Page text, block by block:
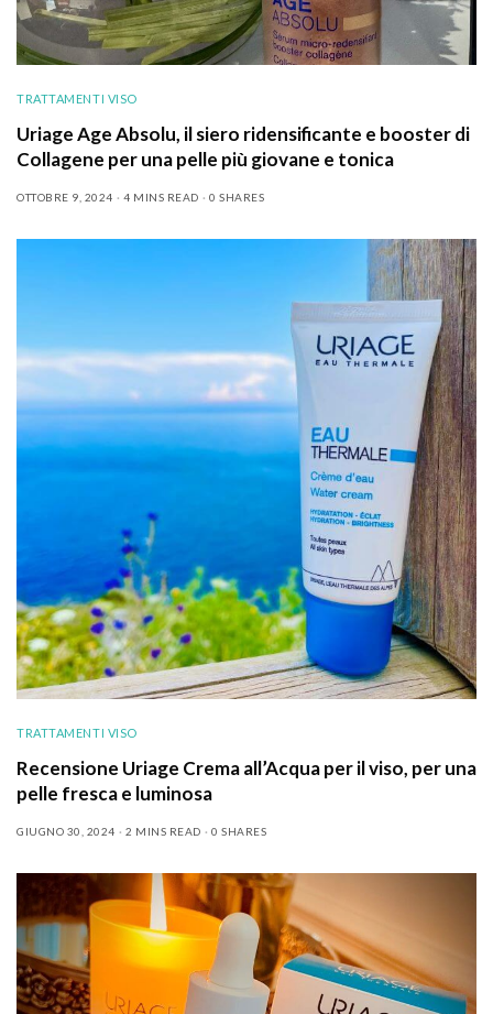
TRATTAMENTI VISO
Uriage Age Absolu, il siero ridensificante e booster di
Collagene per una pelle più giovane e tonica
OTTOBRE 9, 2024 4 MINS READ 0 SHARES
TRATTAMENTI VISO
Recensione Uriage Crema all’Acqua per il viso, per una
pelle fresca e luminosa
GIUGNO 30, 2024 2 MINS READ 0 SHARES